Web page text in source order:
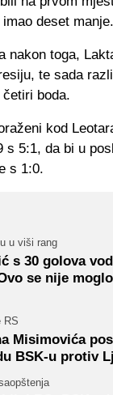
deset manje.
nakon toga,
te sada
boda.
kod
s 5:1, da bi u
s 1:0.
u viši rang
s 30 golova
se nije
RS
Misimovića
BSK-u protiv